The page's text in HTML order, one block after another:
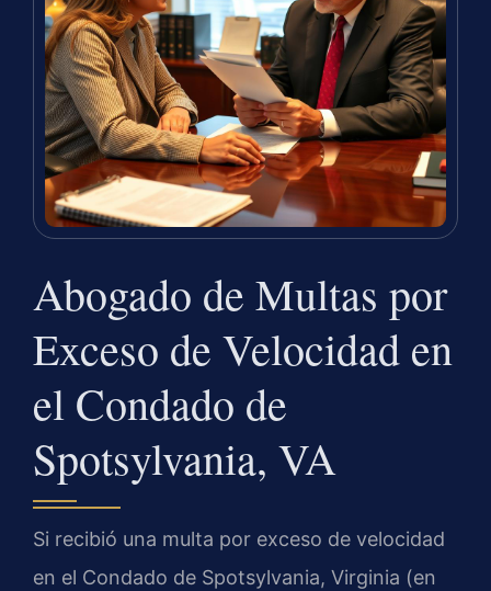
Abogado de Multas por
Exceso de Velocidad en
el Condado de
Spotsylvania, VA
Si recibió una multa por exceso de velocidad
en el Condado de Spotsylvania, Virginia (en